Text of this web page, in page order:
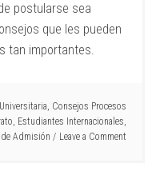
postularse sea
que les pueden
tan importantes.
, Consejos Procesos
, Estudiantes Internacionales,
Admisión
Leave a Comment